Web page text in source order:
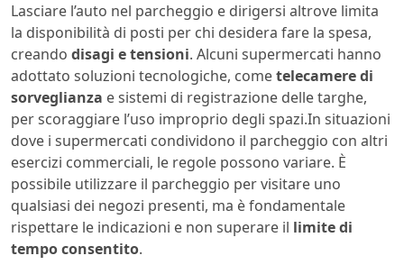
Lasciare l’auto nel parcheggio e dirigersi altrove limita
la disponibilità di posti per chi desidera fare la spesa,
creando disagi e tensioni. Alcuni supermercati hanno
adottato soluzioni tecnologiche, cometelecamere di
sorveglianza e sistemi di registrazione delle targhe,
per scoraggiare l’uso improprio degli spazi.In situazioni
dove i supermercati condividono il parcheggio con altri
esercizi commerciali, le regole possono variare. È
possibile utilizzare il parcheggio per visitare uno
qualsiasi dei negozi presenti, ma è fondamentale
rispettare le indicazioni e non superare il limite di
tempo consentito.